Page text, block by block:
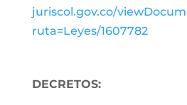
juriscol.gov.co/
ruta=Leyes/1607782
DECRETOS: